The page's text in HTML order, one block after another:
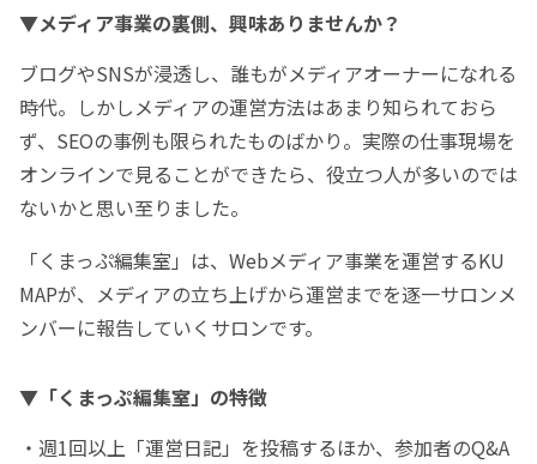
▼メディア事業の裏側、興味ありませんか？
ブログやSNSが浸透し、誰もがメディアオーナーになれる
時代。しかしメディアの運営方法はあまり知られておら
ず、SEOの事例も限られたものばかり。実際の仕事現場を
オンラインで見ることができたら、役立つ人が多いのでは
ないかと思い至りました。
「くまっぷ編集室」は、Webメディア事業を運営するKU
MAPが、メディアの立ち上げから運営までを逐一サロンメ
ンバーに報告していくサロンです。
▼「くまっぷ編集室」の特徴
・週1回以上「運営日記」を投稿するほか、参加者のQ&A